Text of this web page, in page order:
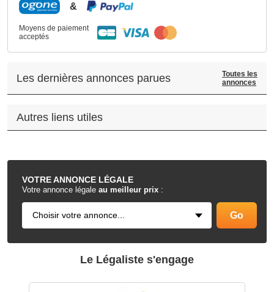
VOTREANNONCE LÉGALE
Votre annonce légale au meilleur prix :
&
Moyens de paiement
acceptés
Les dernières annonces parues
Toutes les
annonces
Autres liens utiles
.
Le Légaliste s'engage